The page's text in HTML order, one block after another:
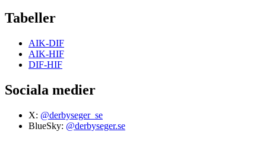
Tabeller
AIK-DIF
AIK-HIF
DIF-HIF
Sociala medier
X: @derbyseger_se
BlueSky: @derbyseger.se